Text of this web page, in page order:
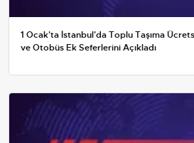
1 Ocak'ta İstanbul'da Toplu Taşıma
ve Otobüs Ek Seferlerini Açıkladı